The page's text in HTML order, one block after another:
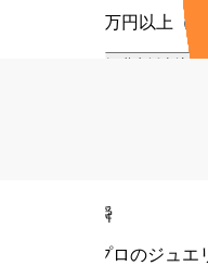
月給30万円以上（
転職支援申込
【福岡】ジュ
株式会社貴瞬
未経験からプロのジュエ